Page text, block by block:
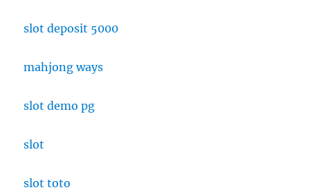
slot deposit 5000
mahjong ways
slot demo pg
slot
slot toto